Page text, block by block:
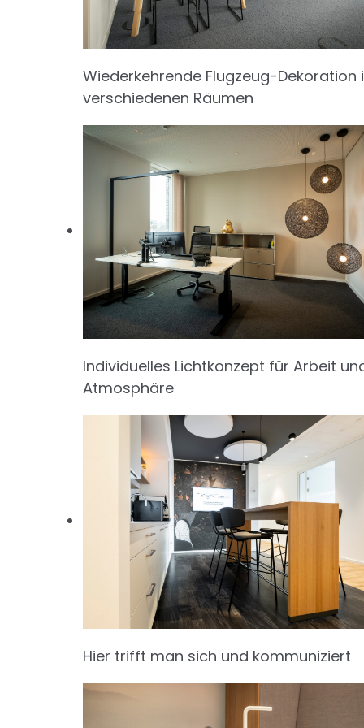
Wiederkehrende Flugzeug-Dekoration
verschiedenen Räumen
Individuelles Lichtkonzept für Arbeit
Atmosphäre
Hier trifft man sich und kommuniziert